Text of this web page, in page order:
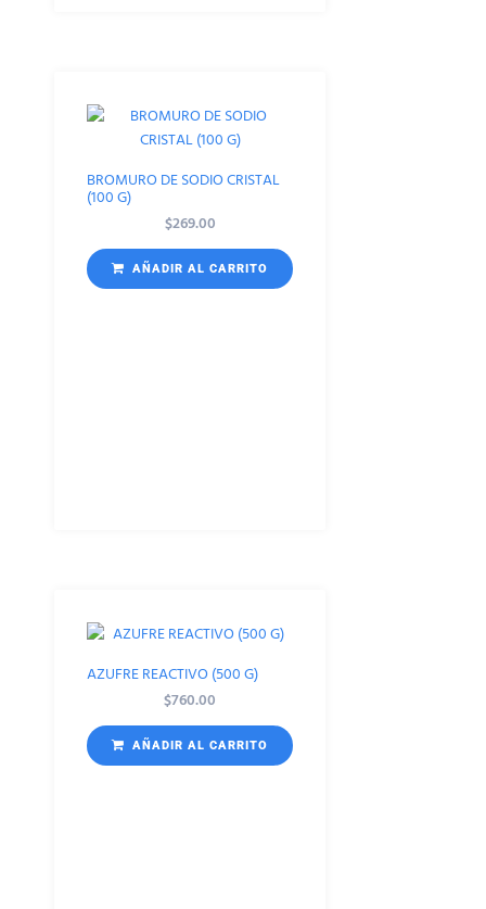
BROMURO DE SODIO CRISTAL
(100 G)
$269.00
AÑADIR AL CARRITO
AZUFRE REACTIVO (500 G)
$760.00
AÑADIR AL CARRITO